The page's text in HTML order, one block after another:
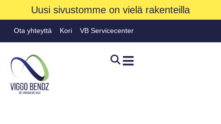
Uusi sivustomme on vielä rakenteilla
Ota yhteyttä Kori VB Servicecenter